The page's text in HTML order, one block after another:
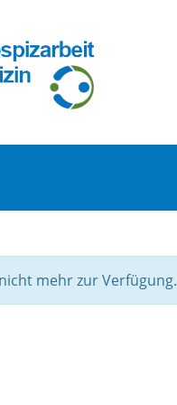
mehr zur Verfügung.